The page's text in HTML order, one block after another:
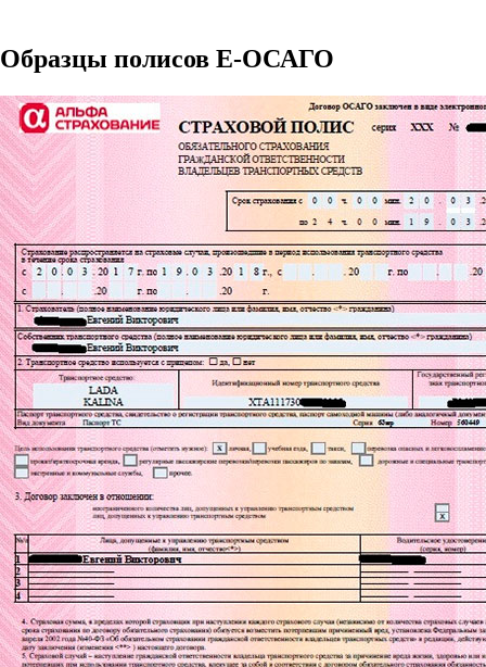
Образцы полисов E-ОСАГО